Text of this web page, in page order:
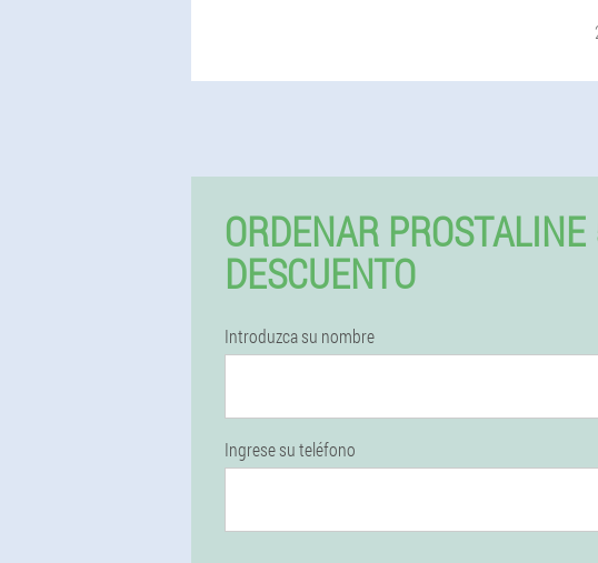
ORDENAR
DESCUENTO
Introduzca su nombre
Ingrese su teléfono